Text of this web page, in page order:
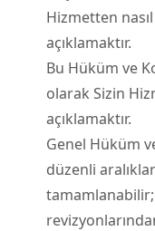
Hizmetten
açıklamaktır.
Bu Hüküm ve
olarak Sizin
açıklamaktır.
Genel Hüküm
düzenli